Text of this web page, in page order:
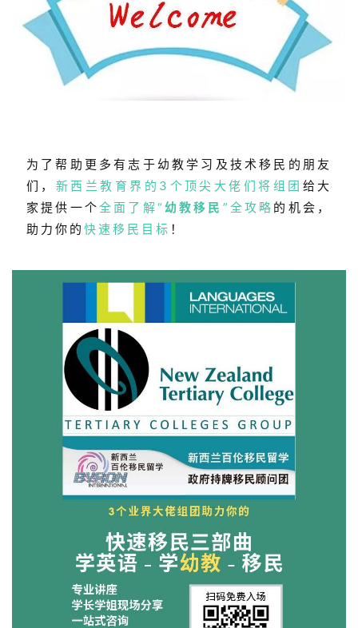
为了帮助更多有志于幼教学习及技术移民的朋友
们， 新西兰教育界的3个顶尖大佬们将组团 给大
家提供一个全面了解“幼教移民 ”全攻略 的机会，
助力你的 快速移民目标 ！